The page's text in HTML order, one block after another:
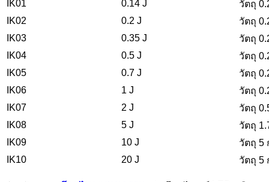
IK01 0.14 J
วัตถุ
IK02
0.2 J
วัตถุ
IK03
0.35 J
วัตถุ
IK04
0.5 J
วัตถุ
IK05
0.7 J
วัตถุ
IK06
1 J
วัตถุ
IK07
2 J
วัตถุ
IK08
5 J
วัตถุ
IK09
10 J
วัตถุ 5
IK10
20 J วัตถุ 5